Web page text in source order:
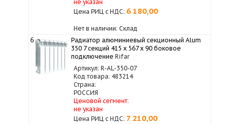
не указан
Цена РИЦ с НДС: 6 180,00
Нет в наличии: Склад
6
Радиатор алюминиевый секционный Alum
350 7 секций 415 x 567 x 90 боковое
подключение Rifar
Артикул: R-AL-350-07
Код товара: 483214
Страна:
РОССИЯ
Ценовой сегмент:
не указан
Цена РИЦ с НДС: 7 210,00